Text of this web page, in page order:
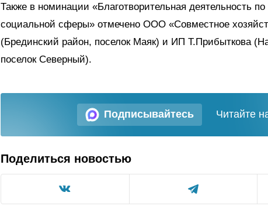
Также в номинации «Благотворительная деятельность
социальной сферы» отмечено ООО «Совместное
(Брединский район, поселок Маяк) и ИП Т.Прибыткова
поселок Северный).
Подписывайтесь Читайте
Поделиться новостью